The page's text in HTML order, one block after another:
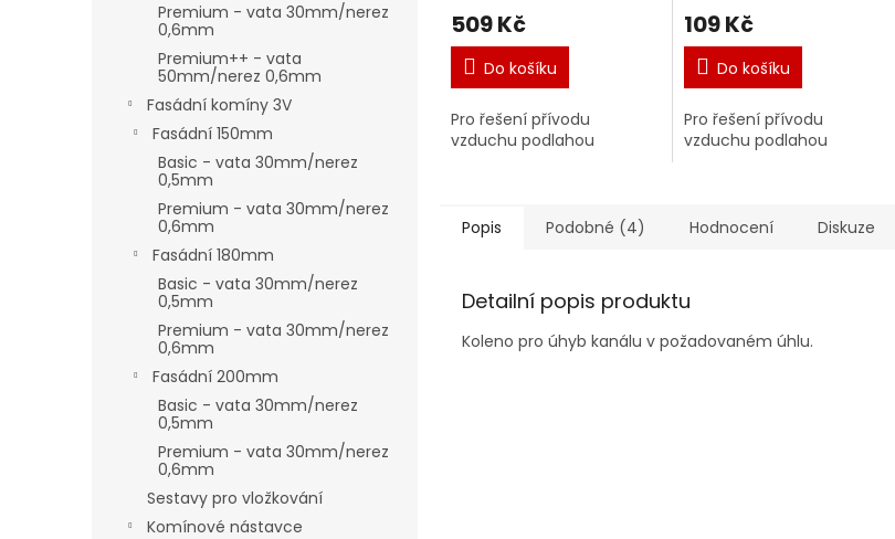
Premium - vata 30mm/nerez
0,6mm
Premium++ - vata
50mm/nerez 0,6mm
Fasádní komíny 3V
Fasádní 150mm
Basic - vata 30mm/nerez
0,5mm
Premium - vata 30mm/nerez
0,6mm
Fasádní 180mm
Basic - vata 30mm/nerez
0,5mm
Premium - vata 30mm/nerez
0,6mm
Fasádní 200mm
Basic - vata 30mm/nerez
0,5mm
Premium - vata 30mm/nerez
0,6mm
Sestavy pro vložkování
Komínové nástavce
509 Kč
Do košíku
Pro řešení přívodu
vzduchu podlahou
109 Kč
Do košíku
Pro řešení přívodu
vzduchu podlahou
Popis Podobné (4) Hodnocení Diskuze
Detailní popis produktu
Koleno pro úhyb kanálu v požadovaném úhlu.